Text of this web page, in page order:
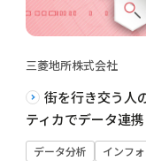
三菱地所株式会社
街を行き交う人
ティカでデータ連
データ分析 インフ